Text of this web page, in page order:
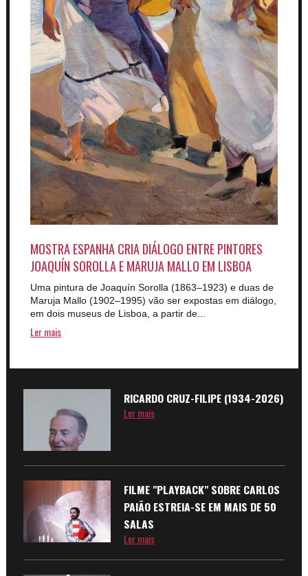
MOSTRA ESPANHA CRIA DIÁLOGO ENTRE PINTORES
JOAQUÍN SOROLLA E MARUJA MALLO EM LISBOA
Uma pintura de Joaquín Sorolla (1863–1923) e duas de
Maruja Mallo (1902–1995) vão ser expostas em diálogo,
em dois museus de Lisboa, a partir de...
Ler mais
RICARDO CRUZ-FILIPE (1934-2026)
Ler mais
FILME "PLAYBACK" SOBRE CARLOS
PAIÃO ESTREIA-SE EM MAIS DE 50
SALAS
Ler mais